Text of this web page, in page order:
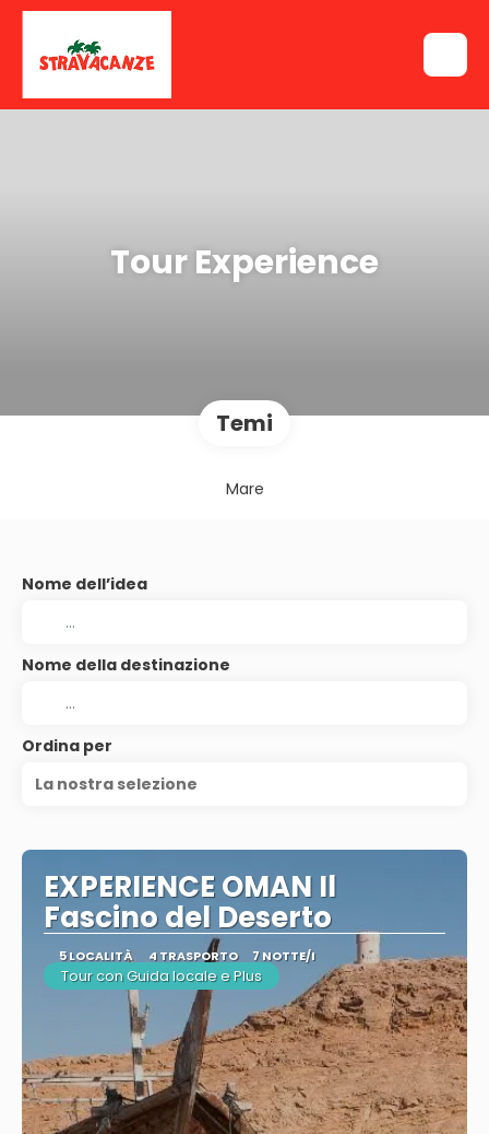
Tour Experience
Temi
Mare
Nome dell’idea
Nome della destinazione
Ordina per
La nostra selezione
EXPERIENCE OMAN Il
Fascino del Deserto
5 LOCALITÀ 4 TRASPORTO 7 NOTTE/I
Tour con Guida locale e Plus